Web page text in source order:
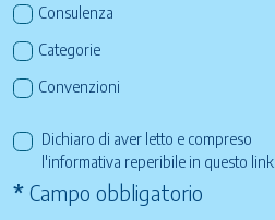
Consulenza
Categorie
Convenzioni
Dichiaro di aver letto e compreso
l'informativa reperibile in questo link
* Campo obbligatorio